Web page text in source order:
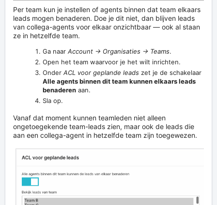
Per team kun je instellen of agents binnen dat team elkaars
leads mogen benaderen. Doe je dit niet, dan blijven leads
van collega-agents voor elkaar onzichtbaar — ook al staan
ze in hetzelfde team.
Ga naar Account → Organisaties → Teams.
Open het team waarvoor je het wilt inrichten.
Onder ACL voor geplande leads zet je de schakelaar
Alle agents binnen dit team kunnen elkaars leads
benaderen aan.
Sla op.
Vanaf dat moment kunnen teamleden niet alleen
ongetoegekende team-leads zien, maar ook de leads die
aan een collega-agent in hetzelfde team zijn toegewezen.